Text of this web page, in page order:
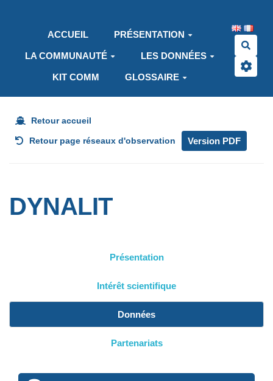
ACCUEIL
PRÉSENTATION
LA COMMUNAUTÉ LES DONNÉES
KIT COMM GLOSSAIRE
Retour accueil
Retour page réseaux d'observation Version PDF
DYNALIT
Présentation
Intérêt scientifique
Données
Partenariats